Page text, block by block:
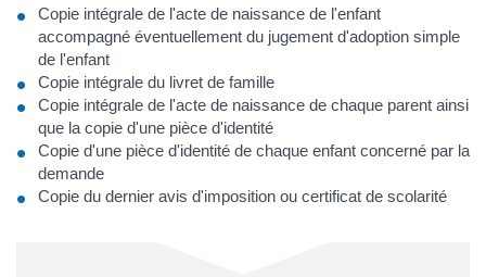
Copie intégrale de l'acte de naissance de l'enfant
accompagné éventuellement du jugement d'adoption simple
de l'enfant
Copie intégrale du livret de famille
Copie intégrale de l'acte de naissance de chaque parent ainsi
que la copie d'une pièce d'identité
Copie d'une pièce d'identité de chaque enfant concerné par la
demande
Copie du dernier avis d'imposition ou certificat de scolarité